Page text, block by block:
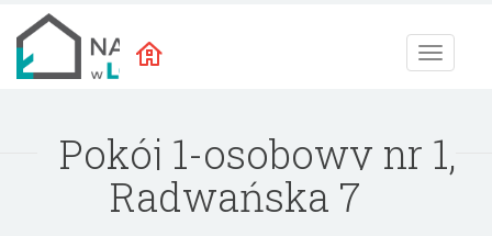
Toggle
Pokój 1-osobowy nr 1,
Radwańska 7